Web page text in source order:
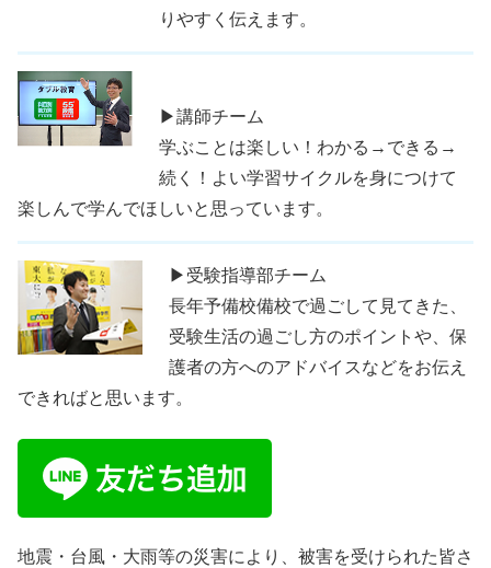
りやすく伝えます。
▶講師チーム
学ぶことは楽しい！わかる→できる→
続く！よい学習サイクルを身につけて
楽しんで学んでほしいと思っています。
▶受験指導部チーム
長年予備校備校で過ごして見てきた、
受験生活の過ごし方のポイントや、保
護者の方へのアドバイスなどをお伝え
できればと思います。
地震・台風・大雨等の災害により、被害を受けられた皆さ